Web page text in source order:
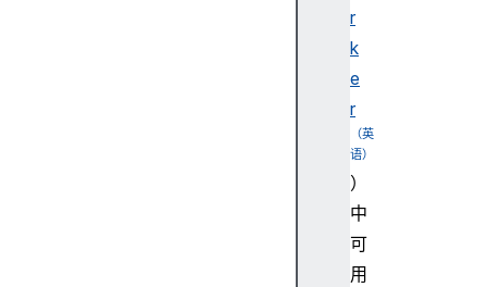
r
k
e
r
）
中
可
用